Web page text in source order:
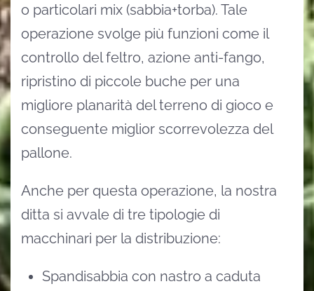
o particolari mix (sabbia+torba). Tale
operazione svolge più funzioni come il
controllo del feltro, azione anti-fango,
ripristino di piccole buche per una
migliore planarità del terreno di gioco e
conseguente miglior scorrevolezza del
pallone.
Anche per questa operazione, la nostra
ditta si avvale di tre tipologie di
macchinari per la distribuzione:
Spandisabbia con nastro a caduta